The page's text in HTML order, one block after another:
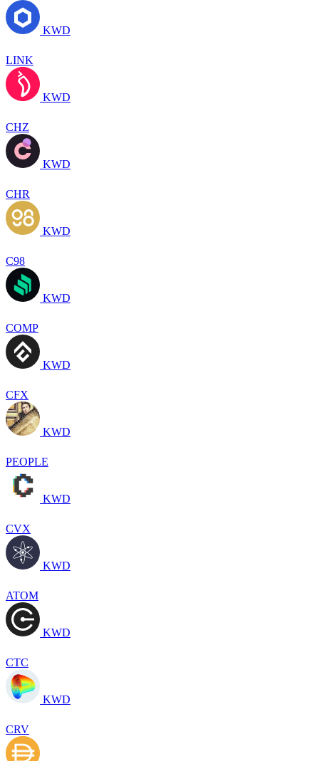
KWD
LINK
KWD
CHZ
KWD
CHR
KWD
C98
KWD
COMP
KWD
CFX
KWD
PEOPLE
KWD
CVX
KWD
ATOM
KWD
CTC
KWD
CRV